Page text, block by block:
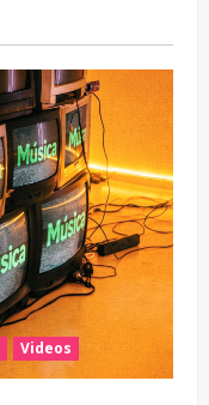
Videos